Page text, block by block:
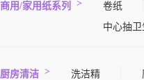
商用/家用纸系列 卷纸
中心抽
厨房清洁 洗洁精